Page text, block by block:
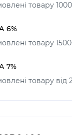
товару
6%
товару
7%
товару від